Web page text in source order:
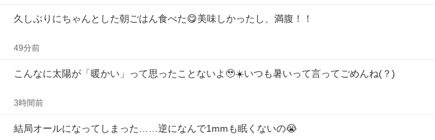
久しぶりにちゃんとした朝ごはん食べた😋美味しかったし、満腹！！
49分前
こんなに太陽が「暖かい」って思ったことないよ🥹☀️いつも暑いって言ってごめんね(？)
3時間前
結局オールになってしまった……逆になんで1mmも眠くないの😭